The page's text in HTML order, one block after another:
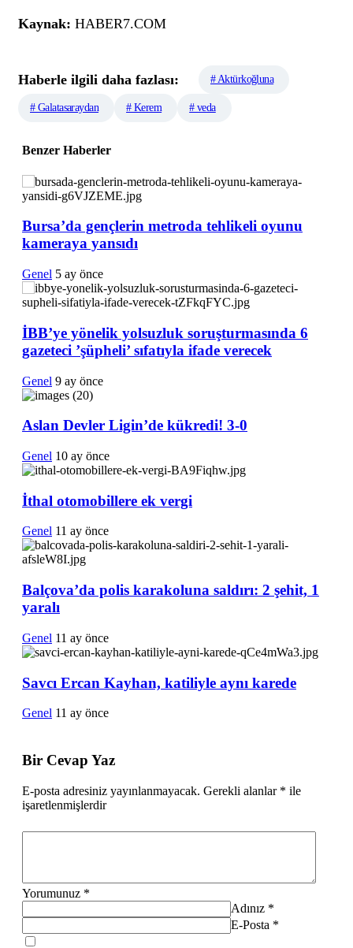
Kaynak: HABER7.COM
Haberle ilgili daha fazlası: # Aktürkoğluna
# Galatasaraydan # Kerem # veda
Benzer Haberler
Bursa’da gençlerin metroda tehlikeli oyunu
kameraya yansıdı
Genel 5 ay önce
İBB’ye yönelik yolsuzluk soruşturmasında 6
gazeteci ’şüpheli’ sıfatıyla ifade verecek
Genel 9 ay önce
Aslan Devler Ligin’de kükredi! 3-0
Genel 10 ay önce
İthal otomobillere ek vergi
Genel 11 ay önce
Balçova’da polis karakoluna saldırı: 2 şehit, 1
yaralı
Genel 11 ay önce
Savcı Ercan Kayhan, katiliyle aynı karede
Genel 11 ay önce
Bir Cevap Yaz
E-posta adresiniz yayınlanmayacak. Gerekli alanlar * ile
işaretlenmişlerdir
Yorumunuz *
Adınız *
E-Posta *